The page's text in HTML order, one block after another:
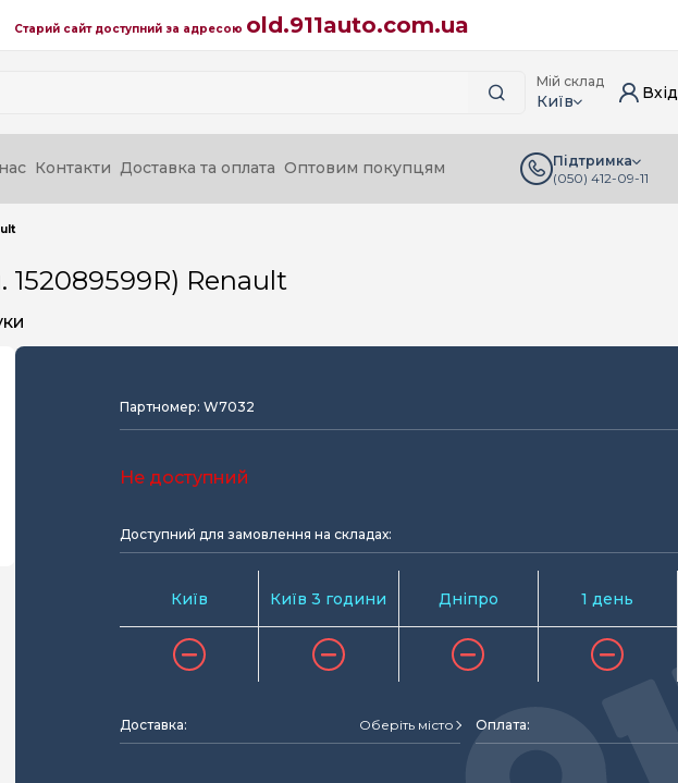
Старий сайт доступний за адресою old.911auto.com.ua
Мій склад
Київ Вхід
Контакти Доставка та оплата Оптовим покупцям
Підтримка
(050) 412-09-11
152089599R) Renault
Партномер: W7032
Не доступний
Доступний для замовлення на складах:
Київ Київ 3 години Дніпро 1 день
Доставка: Оберіть місто Оплата: